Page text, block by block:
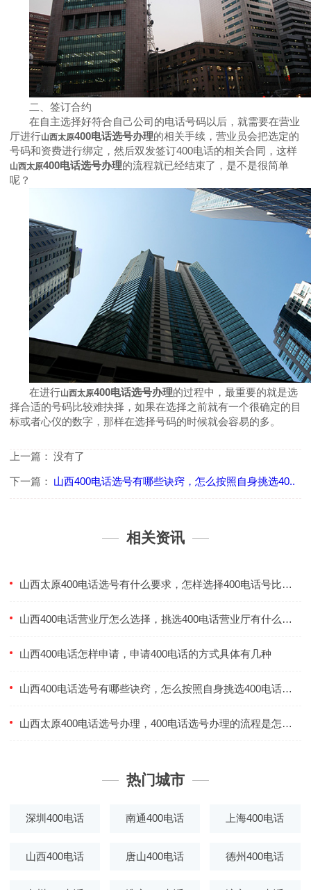
二、签订合约
在自主选择好符合自己公司的电话号码以后，就需要在营业
厅进行山西太原400电话选号办理的相关手续，营业员会把选定的
号码和资费进行绑定，然后双发签订400电话的相关合同，这样
山西太原400电话选号办理的流程就已经结束了，是不是很简单
呢？
在进行山西太原400电话选号办理的过程中，最重要的就是选
择合适的号码比较难抉择，如果在选择之前就有一个很确定的目
标或者心仪的数字，那样在选择号码的时候就会容易的多。
上一篇： 没有了
下一篇： 山西400电话选号有哪些诀窍，怎么按照自身挑选40..
相关资讯
山西太原400电话选号有什么要求，怎样选择400电话号比较合适
山西400电话营业厅怎么选择，挑选400电话营业厅有什么方式
山西400电话怎样申请，申请400电话的方式具体有几种
山西400电话选号有哪些诀窍，怎么按照自身挑选400电话号码
山西太原400电话选号办理，400电话选号办理的流程是怎样的
热门城市
深圳400电话 南通400电话 上海400电话
山西400电话 唐山400电话 德州400电话